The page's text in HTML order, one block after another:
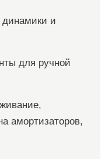
и
для ручной
амортизаторов,